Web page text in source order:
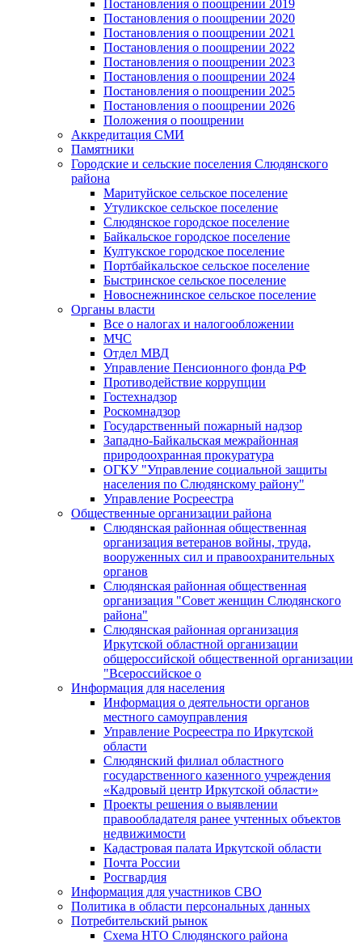
Постановления о поощрении 2019
Постановления о поощрении 2020
Постановления о поощрении 2021
Постановления о поощрении 2022
Постановления о поощрении 2023
Постановления о поощрении 2024
Постановления о поощрении 2025
Постановления о поощрении 2026
Положения о поощрении
Аккредитация СМИ
Памятники
Городские и сельские поселения Слюдянского
района
Маритуйское сельское поселение
Утуликское сельское поселение
Слюдянское городское поселение
Байкальское городское поселение
Култукское городское поселение
Портбайкальское сельское поселение
Быстринское сельское поселение
Новоснежнинское сельское поселение
Органы власти
Все о налогах и налогообложении
МЧС
Отдел МВД
Управление Пенсионного фонда РФ
Противодействие коррупции
Гостехнадзор
Роскомнадзор
Государственный пожарный надзор
Западно-Байкальская межрайонная
природоохранная прокуратура
ОГКУ "Управление социальной защиты
населения по Слюдянскому району"
Управление Росреестра
Общественные организации района
Слюдянская районная общественная
организация ветеранов войны, труда,
вооруженных сил и правоохранительных
органов
Слюдянская районная общественная
организация "Совет женщин Слюдянского
района"
Слюдянская районная организация
Иркутской областной организации
общероссийской общественной организации
"Всероссийское о
Информация для населения
Информация о деятельности органов
местного самоуправления
Управление Росреестра по Иркутской
области
Слюдянский филиал областного
государственного казенного учреждения
«Кадровый центр Иркутской области»
Проекты решения о выявлении
правообладателя ранее учтенных объектов
недвижимости
Кадастровая палата Иркутской области
Почта России
Росгвардия
Информация для участников СВО
Политика в области персональных данных
Потребительский рынок
Схема НТО Слюдянского района